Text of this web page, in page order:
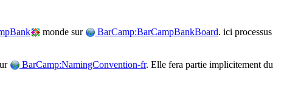
monde sur BarCamp:BarCampBankBoard. ici processus
BarCamp:NamingConvention-fr. Elle fera partie implicitement du